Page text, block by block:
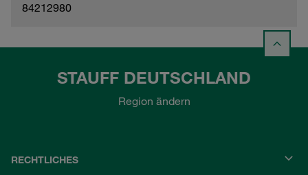
84212980
STAUFF DEUTSCHLAND
Region ändern
RECHTLICHES